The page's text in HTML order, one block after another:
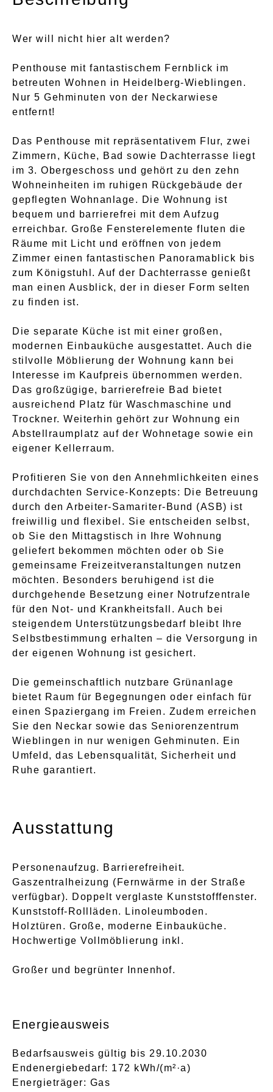
Wer will nicht hier alt werden?
Penthouse mit fantastischem Fernblick im
betreuten Wohnen in Heidelberg-Wieblingen.
Nur 5 Gehminuten von der Neckarwiese
entfernt!
Das Penthouse mit repräsentativem Flur, zwei
Zimmern, Küche, Bad sowie Dachterrasse liegt
im 3. Obergeschoss und gehört zu den zehn
Wohneinheiten im ruhigen Rückgebäude der
gepflegten Wohnanlage. Die Wohnung ist
bequem und barrierefrei mit dem Aufzug
erreichbar. Große Fensterelemente fluten die
Räume mit Licht und eröffnen von jedem
Zimmer einen fantastischen Panoramablick bis
zum Königstuhl. Auf der Dachterrasse genießt
man einen Ausblick, der in dieser Form selten
zu finden ist.
Die separate Küche ist mit einer großen,
modernen Einbauküche ausgestattet. Auch die
stilvolle Möblierung der Wohnung kann bei
Interesse im Kaufpreis übernommen werden.
Das großzügige, barrierefreie Bad bietet
ausreichend Platz für Waschmaschine und
Trockner. Weiterhin gehört zur Wohnung ein
Abstellraumplatz auf der Wohnetage sowie ein
eigener Kellerraum.
Profitieren Sie von den Annehmlichkeiten eines
durchdachten Service-Konzepts: Die Betreuung
durch den Arbeiter-Samariter-Bund (ASB) ist
freiwillig und flexibel. Sie entscheiden selbst,
ob Sie den Mittagstisch in Ihre Wohnung
geliefert bekommen möchten oder ob Sie
gemeinsame Freizeitveranstaltungen nutzen
möchten. Besonders beruhigend ist die
durchgehende Besetzung einer Notrufzentrale
für den Not- und Krankheitsfall. Auch bei
steigendem Unterstützungsbedarf bleibt Ihre
Selbstbestimmung erhalten – die Versorgung in
der eigenen Wohnung ist gesichert.
Die gemeinschaftlich nutzbare Grünanlage
bietet Raum für Begegnungen oder einfach für
einen Spaziergang im Freien. Zudem erreichen
Sie den Neckar sowie das Seniorenzentrum
Wieblingen in nur wenigen Gehminuten. Ein
Umfeld, das Lebensqualität, Sicherheit und
Ruhe garantiert.
Ausstattung
Personenaufzug. Barrierefreiheit.
Gaszentralheizung (Fernwärme in der Straße
verfügbar). Doppelt verglaste Kunststofffenster.
Kunststoff-Rollläden. Linoleumboden.
Holztüren. Große, moderne Einbauküche.
Hochwertige Vollmöblierung inkl.
Großer und begrünter Innenhof.
Energieausweis
Bedarfsausweis gültig bis 29.10.2030
Endenergiebedarf: 172 kWh/(m²·a)
Energieträger: Gas